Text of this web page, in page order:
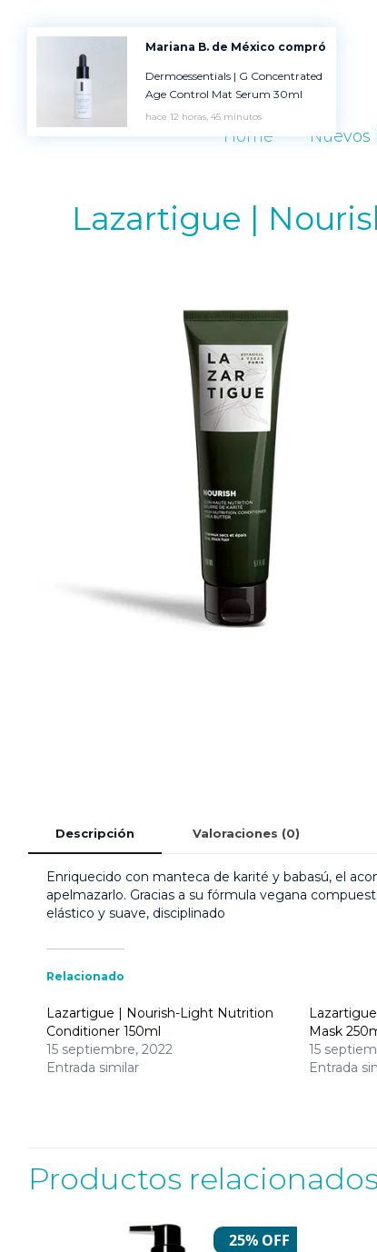
Home Nuevos
Lazartigue |
Descripción Valoraciones (0)
Enriquecido con manteca de karité y babasú, el
apelmazarlo. Gracias a su fórmula vegana
elástico y suave, disciplinado
Relacionado
Lazartigue | Nourish-Light Nutrition
Conditioner 150ml
15 septiembre, 2022
Entrada similar
Mask
15
Entrada
Productos relacionados
25% OFF
Mariana B. de México compró
Dermoessentials | G Concentrated
Age Control Mat Serum 30ml
hace 12 horas, 45 minutos